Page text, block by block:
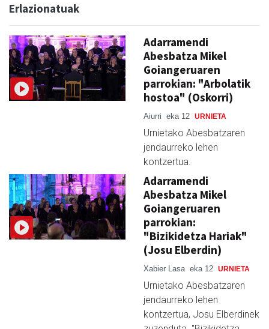
Erlazionatuak
Adarramendi
Abesbatza Mikel
Goiangeruaren
parrokian: "Arbolatik
hostoa" (Oskorri)
Aiurri eka 12 URNIETA
Urnietako Abesbatzaren
jendaurreko lehen
kontzertua.
Adarramendi
Abesbatza Mikel
Goiangeruaren
parrokian:
"Bizikidetza Hariak"
(Josu Elberdin)
Xabier Lasa eka 12 URNIETA
Urnietako Abesbatzaren
jendaurreko lehen
kontzertua, Josu Elberdinek